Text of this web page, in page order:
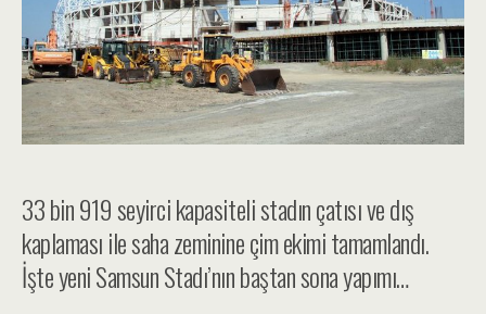
33 bin 919 seyirci kapasiteli stadın çatısı ve dış
kaplaması ile saha zeminine çim ekimi tamamlandı.
İşte yeni Samsun Stadı’nın baştan sona yapımı…